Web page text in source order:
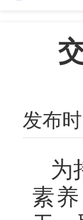
发布时
为
素